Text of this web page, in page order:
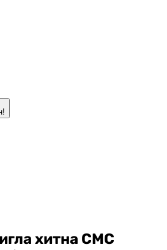
хитна СМС